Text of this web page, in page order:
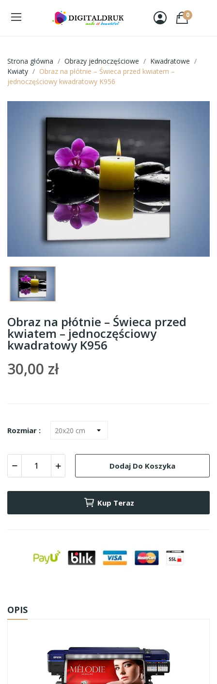
0
Strona główna Obrazy jednoczęściowe
Kwadratowe
Kwiaty
Obraz na płótnie – Świeca przed kwiatem –
jednoczęściowy kwadratowy K956
Obraz na płótnie – Świeca przed
kwiatem – jednoczęściowy
kwadratowy K956
30,00 zł
Rozmiar :
Dodaj Do Koszyka
Kup Teraz
OPIS